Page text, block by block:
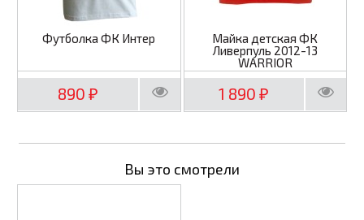
Футболка ФК Интер
890 ₽
Майка детская ФК
Ливерпуль 2012-13
WARRIOR
1 890₽
Вы это смотрели